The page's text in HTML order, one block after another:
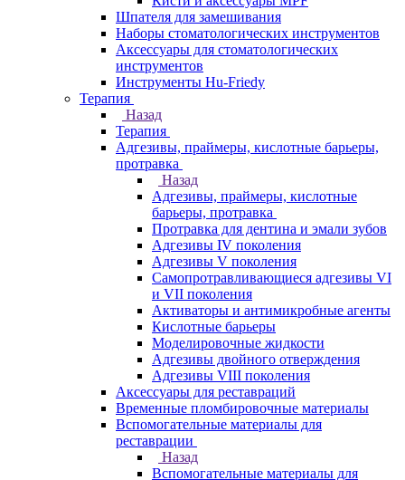
Шпателя для замешивания
Наборы стоматологических инструментов
Аксессуары для стоматологических
инструментов
Инструменты Hu-Friedy
Терапия
Назад
Терапия
Адгезивы, праймеры, кислотные барьеры,
протравка
Назад
Адгезивы, праймеры, кислотные
барьеры, протравка
Протравка для дентина и эмали зубов
Адгезивы IV поколения
Адгезивы V поколения
Самопротравливающиеся адгезивы VI
и VII поколения
Активаторы и антимикробные агенты
Кислотные барьеры
Моделировочные жидкости
Адгезивы двойного отверждения
Адгезивы VIII поколения
Аксессуары для реставраций
Временные пломбировочные материалы
Вспомогательные материалы для
реставрации
Назад
Вспомогательные материалы для